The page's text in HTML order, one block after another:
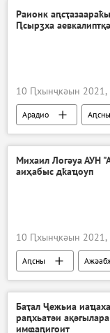
Раионк
Ԥсырӡха
10 Ԥхынҷкәын 2021,
Арадио Аԥсны
Михаил Логәуа АУН
аиҳабыс дҟаҵоуп
10 Ԥхынҷкәын 2021,
Аԥсны
Баҭал Ҷежьиа
раԥхьатәи
имҩаԥигоит